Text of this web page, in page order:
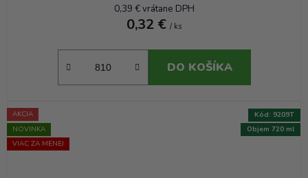
0,39 € vrátane DPH
0,32 € / ks
DO KOŠÍKA
AKCIA
NOVINKA
VIAC ZA MENEJ
Objem 720 ml
Kód: 9209T